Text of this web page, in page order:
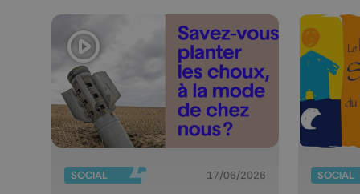
SOCIAL 17/06/2026 SOCIAL